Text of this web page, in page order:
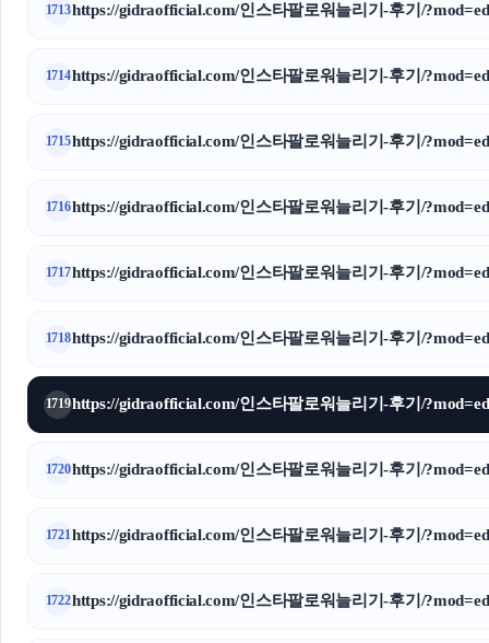
1713https://gidraofficial.com/인스타팔로워늘리기-후기/
1714https://gidraofficial.com/인스타팔로워늘리기-후기/
1715https://gidraofficial.com/인스타팔로워늘리기-후기/
1716https://gidraofficial.com/인스타팔로워늘리기-후기/
1717https://gidraofficial.com/인스타팔로워늘리기-후기/
1718https://gidraofficial.com/인스타팔로워늘리기-후기/
1719https://gidraofficial.com/인스타팔로워늘리기-후기/
1720https://gidraofficial.com/인스타팔로워늘리기-후기/
1721https://gidraofficial.com/인스타팔로워늘리기-후기/
1722https://gidraofficial.com/인스타팔로워늘리기-후기/